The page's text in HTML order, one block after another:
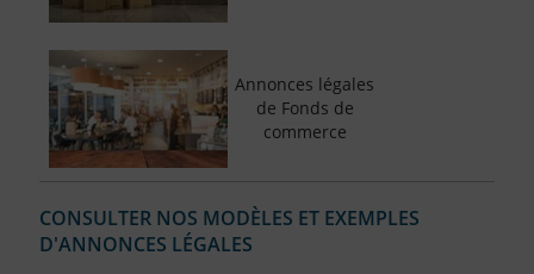
Annonces légales
de Fonds de
commerce
CONSULTER NOS MODÈLES ET EXEMPLES
D'ANNONCES LÉGALES